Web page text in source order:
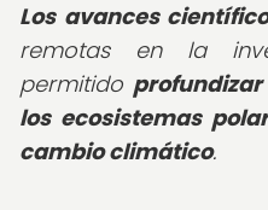
Los avances
remotas en la
permitido profundizar
los ecosistemas
cambio climático.